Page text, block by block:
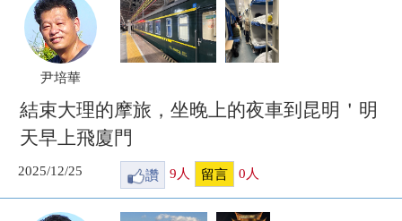
尹培華
結束大理的摩旅，坐晚上的夜車到昆明＇明
天早上飛廈門
2025/12/25 讚 9 人 留言 0 人